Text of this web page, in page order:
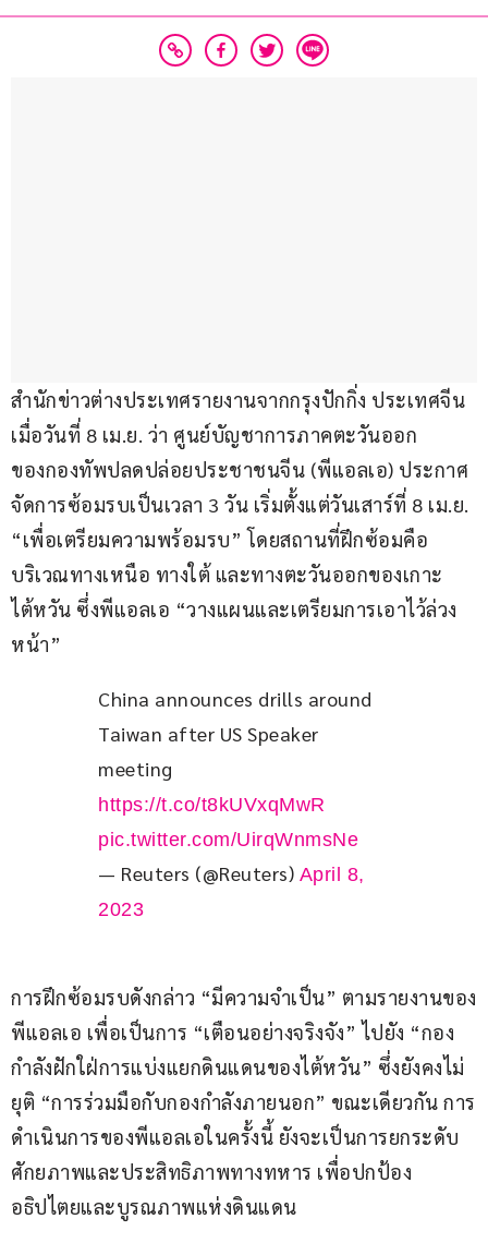
สำนักข่าวต่างประเทศรายงานจากกรุงปักกิ่ง ประเทศจีน
เมื่อวันที่ 8 เม.ย. ว่า ศูนย์บัญชาการภาคตะวันออก
ของกองทัพปลดปล่อยประชาชนจีน (พีแอลเอ) ประกาศ
จัดการซ้อมรบเป็นเวลา 3 วัน เริ่มตั้งแต่วันเสาร์ที่ 8 เม.ย.
“เพื่อเตรียมความพร้อมรบ” โดยสถานที่ฝึกซ้อมคือ
บริเวณทางเหนือ ทางใต้ และทางตะวันออกของเกาะ
ไต้หวัน ซึ่งพีแอลเอ “วางแผนและเตรียมการเอาไว้ล่วง
หน้า”
China announces drills around
Taiwan after US Speaker
meeting
https://t.co/t8kUVxqMwR
pic.twitter.com/UirqWnmsNe
— Reuters (@Reuters) April 8,
2023
การฝึกซ้อมรบดังกล่าว “มีความจำเป็น” ตามรายงานของ
พีแอลเอ เพื่อเป็นการ “เตือนอย่างจริงจัง” ไปยัง “กอง
กำลังฝักใฝ่การแบ่งแยกดินแดนของไต้หวัน” ซึ่งยังคงไม่
ยุติ “การร่วมมือกับกองกำลังภายนอก” ขณะเดียวกัน การ
ดำเนินการของพีแอลเอในครั้งนี้ ยังจะเป็นการยกระดับ
ศักยภาพและประสิทธิภาพทางทหาร เพื่อปกป้อง
อธิปไตยและบูรณภาพแห่งดินแดน